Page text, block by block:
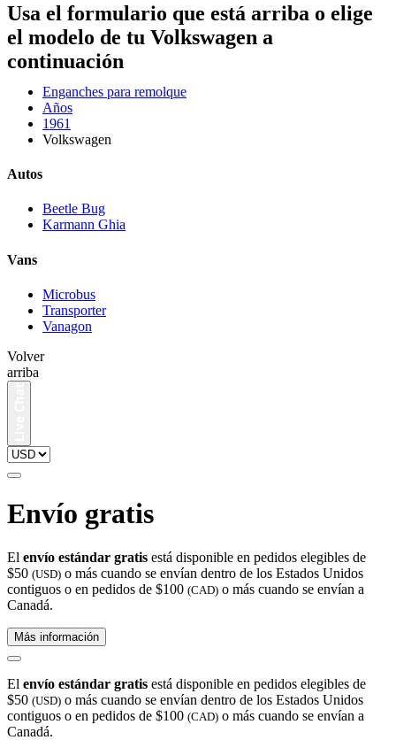
Usa el formulario que está arriba o elige
el modelo de tu Volkswagen a
continuación
Enganches para remolque
Años
1961
Volkswagen
Autos
Beetle Bug
Karmann Ghia
Vans
Microbus
Transporter
Vanagon
Volver
arriba
Envío gratis
El envío estándar gratis está disponible en pedidos elegibles de
$50 (USD) o más cuando se envían dentro de los Estados Unidos
contiguos o en pedidos de $100 (CAD) o más cuando se envían a
Canadá.
Más información
El envío estándar gratis está disponible en pedidos elegibles de
$50 (USD) o más cuando se envían dentro de los Estados Unidos
contiguos o en pedidos de $100 (CAD) o más cuando se envían a
Canadá.